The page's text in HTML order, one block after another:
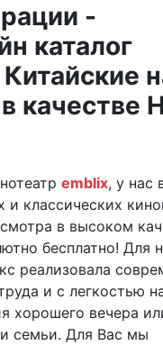
-
каталог
качестве
emblix, у нас
классических
в высоком
бесплатно! Для
реализовала
и с легкостью
хорошего вечера
семьи. Для Вас мы